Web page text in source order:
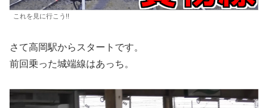
これを見に行こう!!
さて高岡駅からスタートです。
前回乗った城端線はあっち。